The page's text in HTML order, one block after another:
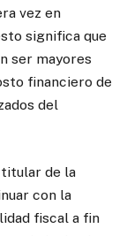
vez en
significa que
ser mayores
financiero de
del
titular de la
con la
fiscal a fin